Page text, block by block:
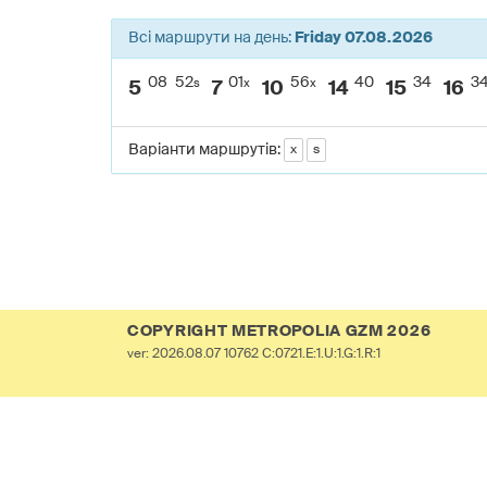
Всі маршрути на день: Friday 07.08.2026
5 08 52s 7 01 x 10 56x 14 40 15 34 16
Варіанти маршрутів: x s
COPYRIGHT METROPOLIA GZM 2026
ver: 2026.08.07 10762 C:0721.E:1.U:1.G:1.R:1